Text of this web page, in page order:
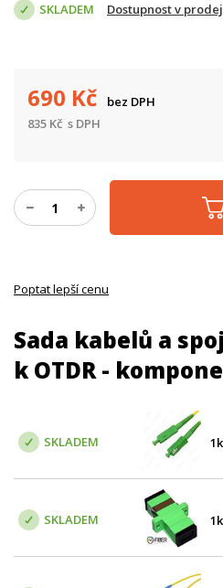
SKLADEM Dostupnost v
690 Kč
bez DPH
835 Kč s DPH
Poptat lepší cenu
Sada kabelů a
k OTDR -
SKLADEM
SKLADEM